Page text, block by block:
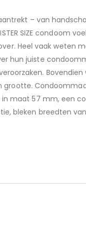
– van
SIZE condoom
Heel vaak weten
hun juiste
grootte.
maat 57 mm, een
bleken breedten